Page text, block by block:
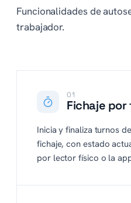
Funcionalidades de
trabajador.
01
Fichaje
Inicia y finaliza turnos
fichaje, con estado
por lector físico o la